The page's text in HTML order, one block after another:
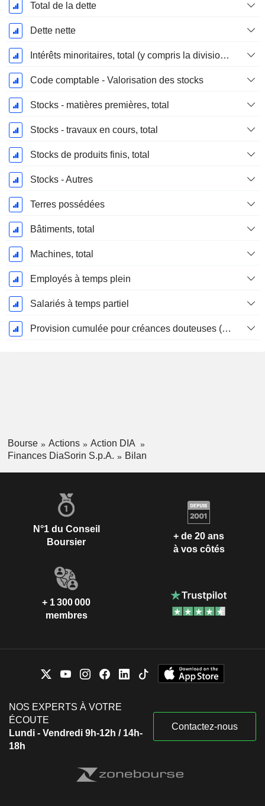
Total de la dette
Dette nette
Intérêts minoritaires, total (y compris la division financière)
Code comptable - Valorisation des stocks
Stocks - matières premières, total
Stocks - travaux en cours, total
Stocks de produits finis, total
Stocks - Autres
Terres possédées
Bâtiments, total
Machines, total
Employés à temps plein
Salariés à temps partiel
Provision cumulée pour créances douteuses (Supple)
Bourse Actions
Action DIA
Finances DiaSorin S.p.A.
Bilan
N°1 du Conseil
Boursier
+ de 20 ans
à vos côtés
+ 1 300 000
membres
NOS EXPERTS À VOTRE
ÉCOUTE
Lundi - Vendredi 9h-12h / 14h-
18h
Contactez-nous